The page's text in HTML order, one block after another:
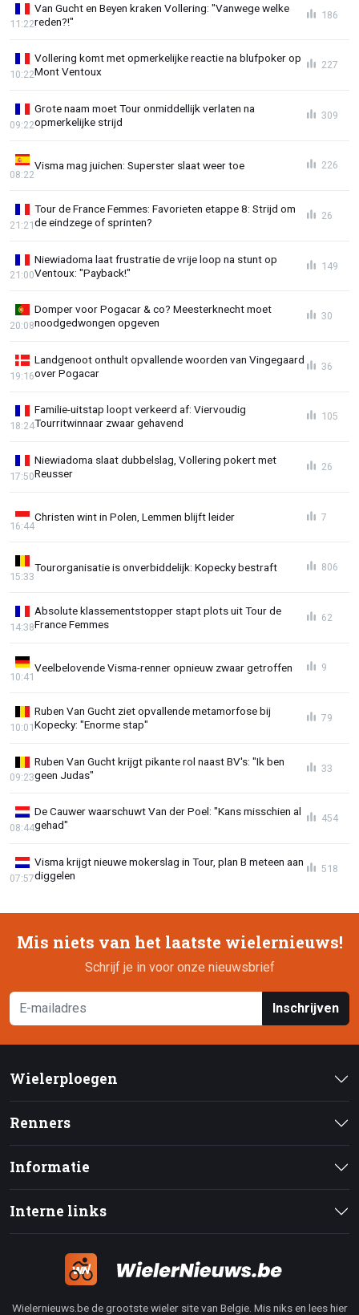
Van Gucht en Beyen kraken Vollering: "Vanwege welke
reden?!"
11:22
186
Vollering komt met opmerkelijke reactie na blufpoker op
Mont Ventoux
10:22
227
Grote naam moet Tour onmiddellijk verlaten na
opmerkelijke strijd
09:22
309
Visma mag juichen: Superster slaat weer toe
08:22
226
Tour de France Femmes: Favorieten etappe 8: Strijd om
de eindzege of sprinten?
21:21
26
Niewiadoma laat frustratie de vrije loop na stunt op
Ventoux: "Payback!"
21:00
149
Domper voor Pogacar & co? Meesterknecht moet
noodgedwongen opgeven
20:08
30
Landgenoot onthult opvallende woorden van Vingegaard
over Pogacar
19:16
36
Familie-uitstap loopt verkeerd af: Viervoudig
Tourritwinnaar zwaar gehavend
18:24
105
Niewiadoma slaat dubbelslag, Vollering pokert met
Reusser
17:50
26
Christen wint in Polen, Lemmen blijft leider
16:44
7
Tourorganisatie is onverbiddelijk: Kopecky bestraft
15:33
806
Absolute klassementstopper stapt plots uit Tour de
France Femmes
14:38
62
Veelbelovende Visma-renner opnieuw zwaar getroffen
10:41
9
Ruben Van Gucht ziet opvallende metamorfose bij
Kopecky: "Enorme stap"
10:01
79
Ruben Van Gucht krijgt pikante rol naast BV's: "Ik ben
geen Judas"
09:23
33
De Cauwer waarschuwt Van der Poel: "Kans misschien al
gehad"
08:44
454
Visma krijgt nieuwe mokerslag in Tour, plan B meteen aan
diggelen
07:57
518
Mis niets van het laatste wielernieuws!
Schrijf je in voor onze nieuwsbrief
Inschrijven
Wielerploegen
Renners
Informatie
Interne links
Wielernieuws.be de grootste wieler site van Belgie. Mis niks en lees hier